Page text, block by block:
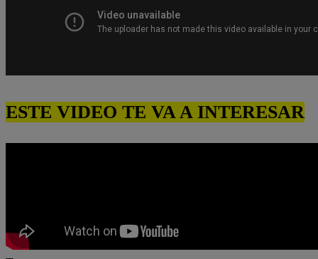
ESTE VIDEO TE VA A INTERESAR